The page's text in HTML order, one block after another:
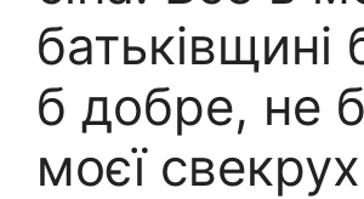
батьківщині
б добре, не
моєї